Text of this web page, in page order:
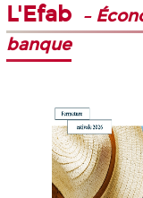
L'Efab –
banque